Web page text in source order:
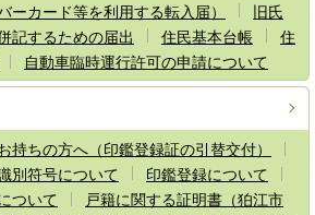
ーカード等を利用する転入届）
旧氏
記するための届出
住民基本台帳
住
自動車臨時運行許可の申請について
持ちの方へ（印鑑登録証の引替交付）
別符号について
印鑑登録について
ついて
戸籍に関する証明書（狛江市